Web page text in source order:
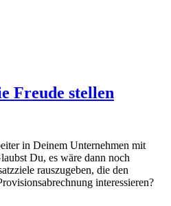
Freude stellen
in Deinem Unternehmen mit
Du, es wäre dann noch
rauszugeben, die den
interessieren?